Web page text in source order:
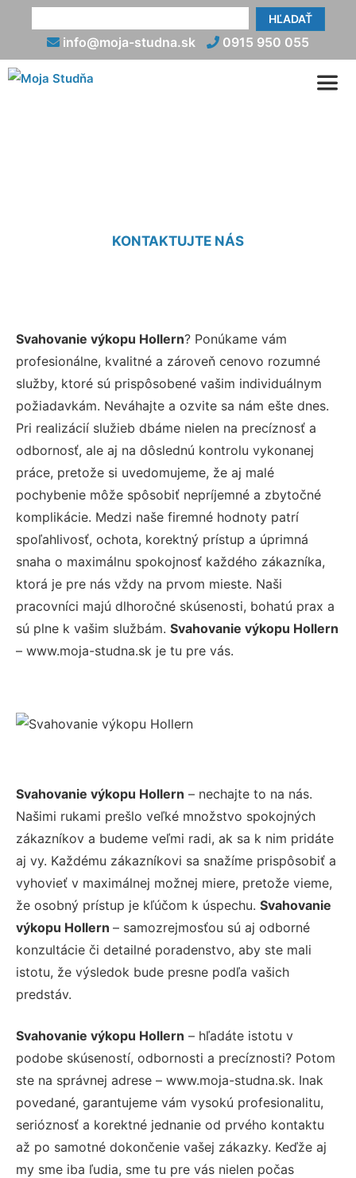
HĽADAŤ
info@moja-studna.sk 0915 950 055
KONTAKTUJTE NÁS
Svahovanie výkopu Hollern? Ponúkame vám
profesionálne, kvalitné a zároveň cenovo rozumné
služby, ktoré sú prispôsobené vašim individuálnym
požiadavkám. Neváhajte a ozvite sa nám ešte dnes.
Pri realizácií služieb dbáme nielen na precíznosť a
odbornosť, ale aj na dôslednú kontrolu vykonanej
práce, pretože si uvedomujeme, že aj malé
pochybenie môže spôsobiť nepríjemné a zbytočné
komplikácie. Medzi naše firemné hodnoty patrí
spoľahlivosť, ochota, korektný prístup a úprimná
snaha o maximálnu spokojnosť každého zákazníka,
ktorá je pre nás vždy na prvom mieste. Naši
pracovníci majú dlhoročné skúsenosti, bohatú prax a
sú plne k vašim službám. Svahovanie výkopu Hollern
– www.moja-studna.sk je tu pre vás.
Svahovanie výkopu Hollern – nechajte to na nás.
Našimi rukami prešlo veľké množstvo spokojných
zákazníkov a budeme veľmi radi, ak sa k nim pridáte
aj vy. Každému zákazníkovi sa snažíme prispôsobiť a
vyhovieť v maximálnej možnej miere, pretože vieme,
že osobný prístup je kľúčom k úspechu. Svahovanie
výkopu Hollern – samozrejmosťou sú aj odborné
konzultácie či detailné poradenstvo, aby ste mali
istotu, že výsledok bude presne podľa vašich
predstáv.
Svahovanie výkopu Hollern – hľadáte istotu v
podobe skúseností, odbornosti a precíznosti? Potom
ste na správnej adrese – www.moja-studna.sk. Inak
povedané, garantujeme vám vysokú profesionalitu,
serióznosť a korektné jednanie od prvého kontaktu
až po samotné dokončenie vašej zákazky. Keďže aj
my sme iba ľudia, sme tu pre vás nielen počas